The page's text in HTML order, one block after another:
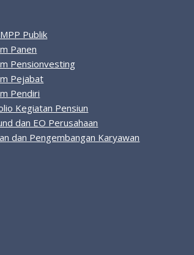
Publik
Panen
Pensionvesting
Pejabat
Pendiri
Kegiatan Pensiun
dan EO Perusahaan
dan Pengembangan Karyawan